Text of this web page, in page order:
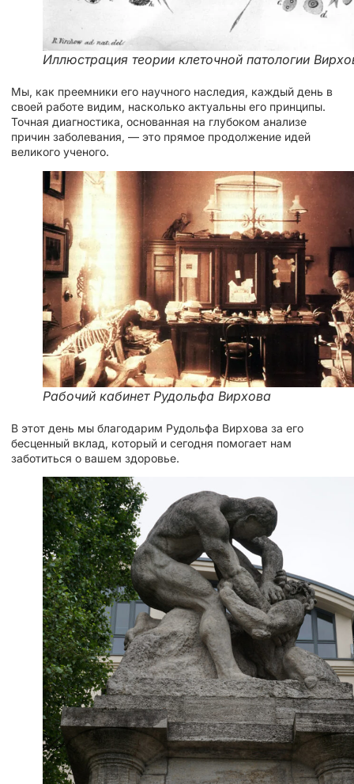
Иллюстрация теории клеточной патологии
Мы, как преемники его научного наследия, каждый день в
своей работе видим, насколько актуальны его принципы.
Точная диагностика, основанная на глубоком анализе
причин заболевания, — это прямое продолжение идей
великого ученого.
Рабочий кабинет Рудольфа Вирхова
В этот день мы благодарим Рудольфа Вирхова за его
бесценный вклад, который и сегодня помогает нам
заботиться о вашем здоровье.